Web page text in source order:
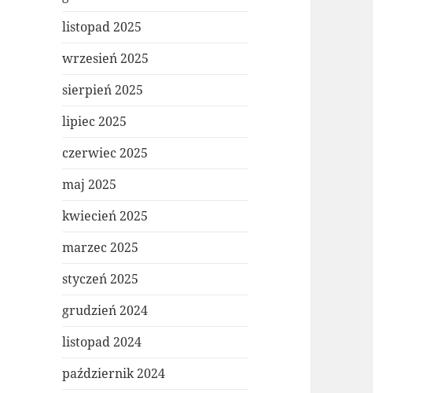
listopad 2025
wrzesień 2025
sierpień 2025
lipiec 2025
czerwiec 2025
maj 2025
kwiecień 2025
marzec 2025
styczeń 2025
grudzień 2024
listopad 2024
październik 2024